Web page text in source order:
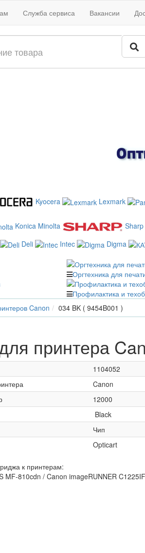
Служба сервиса Вакансии
Kyocera Lexmark
Konica Minolta Sharp
Deli Intec Digma
Оргтехника для
Профилактика и
Canon 034 BK ( 9454B001 )
принтера
1104052
Canon
12000
Black
Чип
Opticart
к принтерам:
MF-810cdn / Canon imageRUNNER C1225IF